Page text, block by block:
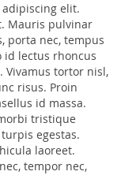
elit.
Mauris pulvinar
porta nec, tempus
id lectus rhoncus
Vivamus tortor nisl,
risus. Proin
id massa.
tristique
egestas.
laoreet.
tempor nec,